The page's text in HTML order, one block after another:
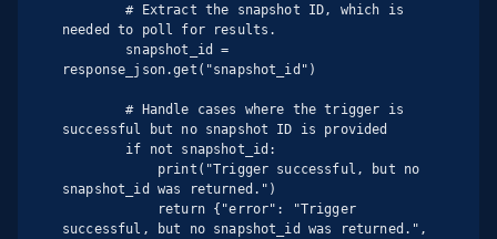
        # Extract the snapshot ID, which is
needed to poll for results.
response_json.get("snapshot_id")
        # Handle cases where the trigger is
successful but no snapshot ID is provided
snapshot_id was returned.")
successful, but no snapshot_id was returned.",